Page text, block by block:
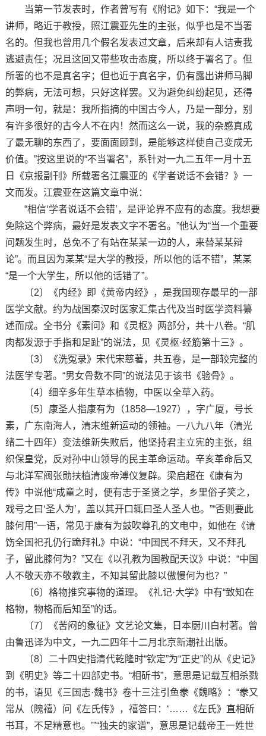
当第一节发表时，作者曾写有《附记》如下：“我是一个
讲师，略近于教授，照江震亚先生的主张，似乎也是不当署
名的。但我也曾用几个假名发表过文章，后来却有人诘责我
逃避责任；况且这回又带些攻击态度，所以终于署名了。但
所署的也不是真名字；但也近于真名字，仍有露出讲师马脚
的弊病，无法可想，只好这样罢。又为避免纠纷起见，还得
声明一句，就是：我所指摘的中国古今人，乃是一部分，别
有许多很好的古今人不在内！然而这么一说，我的杂感真成
了最无聊的东西了，要面面顾到，是能够这样使自己变成无
价值。”按这里说的“不当署名”，系针对一九二五年一月十五
日《京报副刊》所载署名江震亚的《学者说话不会错？》一
文而发。江震亚在这篇文章中说：
“相信‘学者说话不会错’，是评论界不应有的态度。我想要
免除这个弊病，最好是发表文字不署名。”他认为“当一个重要
问题发生时，总免不了有站在某某一边的人，来替某某辩
论”。而且因为某某“是大学的教授，所以他的话不错”，某某
“是一个大学生，所以他的话错了”。
〔2〕《内经》即《黄帝内经》，是我国现存最早的一部
医学文献。约为战国秦汉时医家汇集古代及当时医学资料纂
述而成。全书分《素问》和《灵枢》两部分，共十八卷。“肌
肉都发源于手指和足趾”的说法，见《灵枢·经筋第十三》。
〔3〕《洗冤录》宋代宋慈著，共五卷，是一部较完整的
法医学专著。“男女骨数不同”的说法见于该书《验骨》。
〔4〕细辛多年生草本植物，中医以全草入药。
〔5〕康圣人指康有为（1858—1927），字广厦，号长
素，广东南海人，清末维新运动的领袖。一八九八年（清光
绪二十四年）变法维新失败后，他坚持君主立宪的主张，组
织保皇党，反对孙中山领导的民主革命运动。辛亥革命后又
与北洋军阀张勋扶植清废帝溥仪复辟。梁启超在《康有为
传》中说他“成童之时，便有志于圣贤之学，乡里俗子笑之，
戏号之曰‘圣人为’，盖以其开口辄曰圣人圣人也。”“否则要此
膝何用”一语，常见于康有为鼓吹尊孔的文电中，如他在《请
饬全国祀孔仍行跪拜礼》中说：“中国民不拜天，又不拜孔
子，留此膝何为？”又在《以孔教为国教配天议》中说：“中国
人不敬天亦不敬教主，不知其留此膝以傲慢何为也？”
〔6〕格物推究事物的道理。《礼记·大学》中有“致知在
格物，物格而后知至”的话。
〔7〕《苦闷的象征》文艺论文集，日本厨川白村著。曾
由鲁迅译为中文，一九二四年十二月北京新潮社出版。
〔8〕二十四史指清代乾隆时“钦定”为“正史”的从《史记》
到《明史》等二十四部史书。“相斫书”，意思是记载互相杀戮
的书，语见《三国志·魏书》卷十三注引鱼豢《魏略》：“豢又
常从（隗禧）问《左氏传》，禧答曰：‘……《左氏》直相斫
书耳，不足精意也。’”“独夫的家谱”，意思是记载帝王一姓世